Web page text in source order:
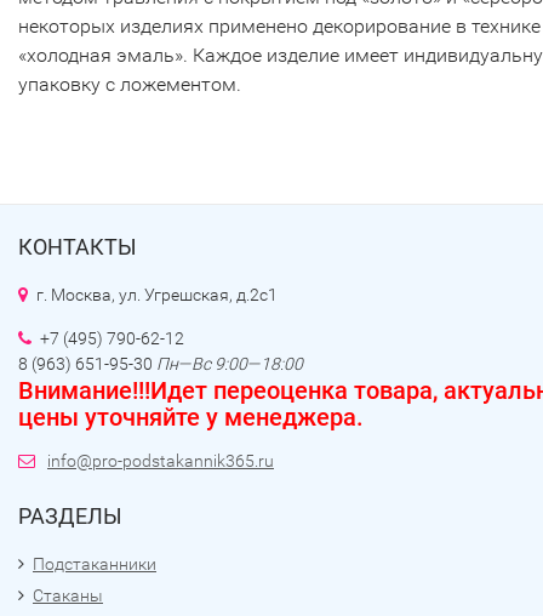
некоторых изделиях применено декорирование в технике
«холодная эмаль». Каждое изделие имеет
упаковку с ложементом.
КОНТАКТЫ
г. Москва, ул. Угрешская, д.2c1
+7 (495) 790-62-12
8 (963) 651-95-30 Пн—Вс 9:00—18:00
Внимание!!!Идет переоценка товара,
цены уточняйте у менеджера.
info@pro-podstakannik365.ru
РАЗДЕЛЫ
Подстаканники
Стаканы